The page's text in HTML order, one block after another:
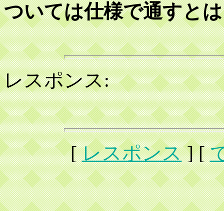
ついては仕様で通すと
レスポンス:
[レスポンス] [